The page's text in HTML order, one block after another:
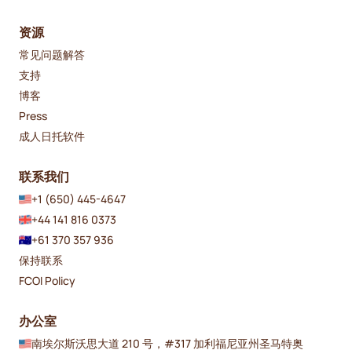
资源
常见问题解答
支持
博客
Press
成人日托软件
联系我们
+1 (650) 445-4647
+44 141 816 0373
+61 370 357 936
保持联系
FCOI Policy
办公室
南埃尔斯沃思大道 210 号，#317 加利福尼亚州圣马特奥